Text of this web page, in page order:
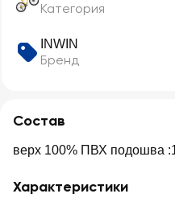
Категория
INWIN
Бренд
Состав
верх 100% ПВХ подошва
Характеристики